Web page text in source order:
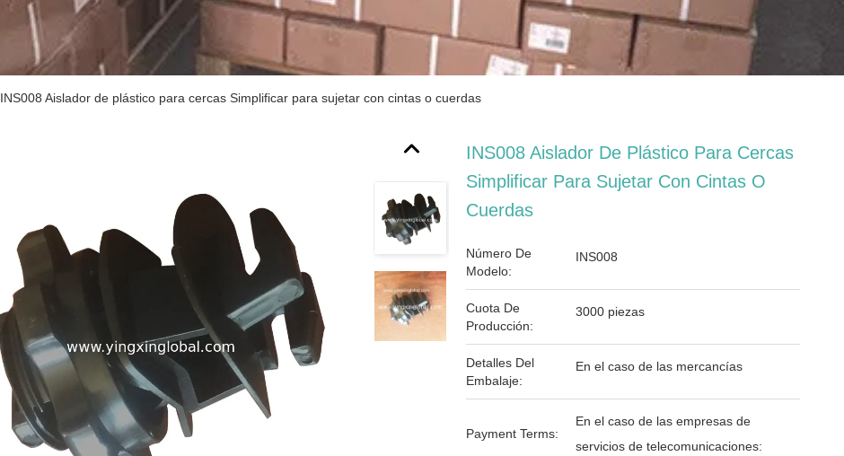
INS008 Aislador de plástico para cercas Simplificar para sujetar con cintas o cuerdas
INS008 Aislador De Plástico Para Cercas
Simplificar Para Sujetar Con Cintas O
Cuerdas
Número De
Modelo:
INS008
Cuota De
Producción:
3000 piezas
Detalles Del
Embalaje:
En el caso de las mercancías
Payment Terms:
En el caso de las empresas de
servicios de telecomunicaciones: